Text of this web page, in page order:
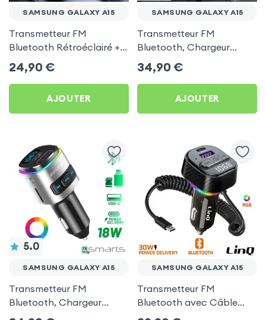
SAMSUNG GALAXY A15
Transmetteur FM
Bluetooth Rétroéclairé +
Chargeur Voiture USB C
et USB - XO
24,90 €
AJOUTER
SAMSUNG GALAXY A15
Transmetteur FM
Bluetooth, Chargeur
Allume-cigare, Muvit pour
Samsung Galaxy A15
34,90 €
AJOUTER
5.0
SAMSUNG GALAXY A15
Transmetteur FM
Bluetooth, Chargeur
Allume-Cigare USB / USB-
SAMSUNG GALAXY A15
Transmetteur FM
Bluetooth avec Câble
USB C - LinQ pour